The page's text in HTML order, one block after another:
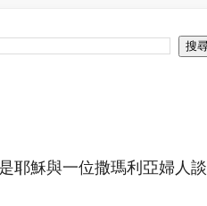
耶穌與一位撒瑪利亞婦人談